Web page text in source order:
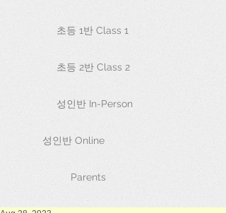
초등 1반 Class 1
초등 2반 Class 2
성인반 In-Person
성인반 Online
Parents